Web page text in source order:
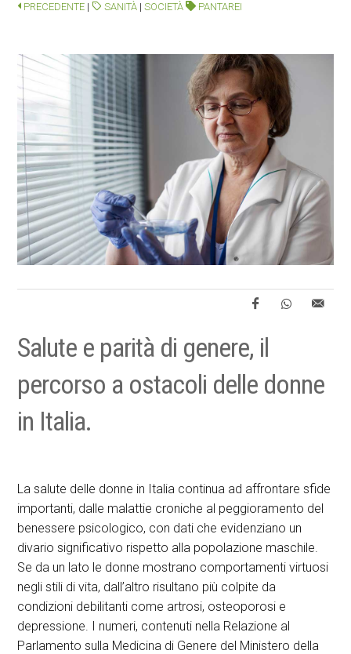
PRECEDENTE | SANITÀ |SOCIETÀ PANTAREI
Salute e parità di genere, il
percorso a ostacoli delle donne
in Italia.
La salute delle donne in Italia continua ad affrontare sfide
importanti, dalle malattie croniche al peggioramento del
benessere psicologico, con dati che evidenziano un
divario significativo rispetto alla popolazione maschile.
Se da un lato le donne mostrano comportamenti virtuosi
negli stili di vita, dall’altro risultano più colpite da
condizioni debilitanti come artrosi, osteoporosi e
depressione. I numeri, contenuti nella Relazione al
Parlamento sulla Medicina di Genere del Ministero della